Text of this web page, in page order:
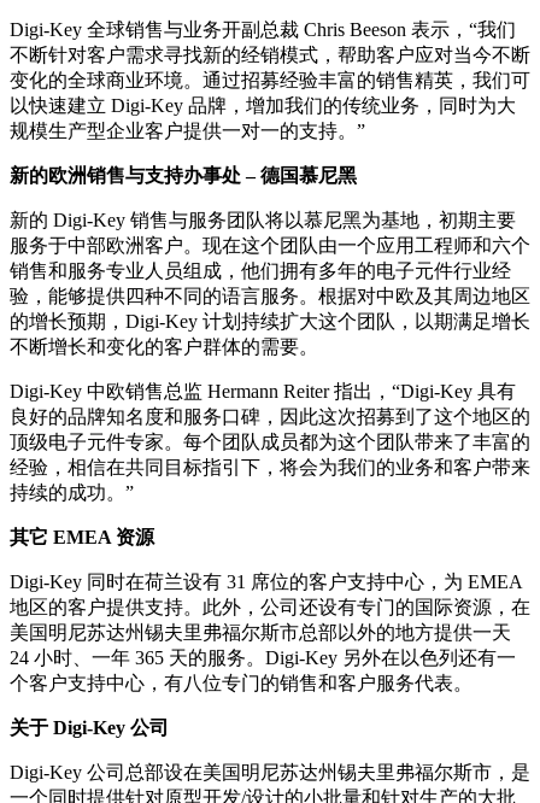
Digi-Key 全球销售与业务开副总裁 Chris Beeson 表示，“我们
不断针对客户需求寻找新的经销模式，帮助客户应对当今不断
变化的全球商业环境。通过招募经验丰富的销售精英，我们可
以快速建立 Digi-Key 品牌，增加我们的传统业务，同时为大
规模生产型企业客户提供一对一的支持。”
新的欧洲销售与支持办事处 – 德国慕尼黑
新的 Digi-Key 销售与服务团队将以慕尼黑为基地，初期主要
服务于中部欧洲客户。现在这个团队由一个应用工程师和六个
销售和服务专业人员组成，他们拥有多年的电子元件行业经
验，能够提供四种不同的语言服务。根据对中欧及其周边地区
的增长预期，Digi-Key 计划持续扩大这个团队，以期满足增长
不断增长和变化的客户群体的需要。
Digi-Key 中欧销售总监 Hermann Reiter 指出，“Digi-Key 具有
良好的品牌知名度和服务口碑，因此这次招募到了这个地区的
顶级电子元件专家。每个团队成员都为这个团队带来了丰富的
经验，相信在共同目标指引下，将会为我们的业务和客户带来
持续的成功。”
其它 EMEA 资源
Digi-Key 同时在荷兰设有 31 席位的客户支持中心，为 EMEA
地区的客户提供支持。此外，公司还设有专门的国际资源，在
美国明尼苏达州锡夫里弗福尔斯市总部以外的地方提供一天
24 小时、一年 365 天的服务。Digi-Key 另外在以色列还有一
个客户支持中心，有八位专门的销售和客户服务代表。
关于 Digi-Key 公司
Digi-Key 公司总部设在美国明尼苏达州锡夫里弗福尔斯市，是
一个同时提供针对原型开发/设计的小批量和针对生产的大批